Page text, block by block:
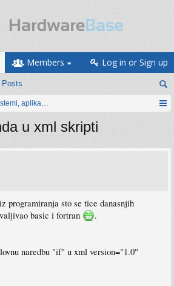
Posts
Members Log in or Sign up
aplikacije i programiranje
u xml skripti
programiranja sto se tice danasnjih
basic i fortran
.
naredbu "if" u xml version="1.0"